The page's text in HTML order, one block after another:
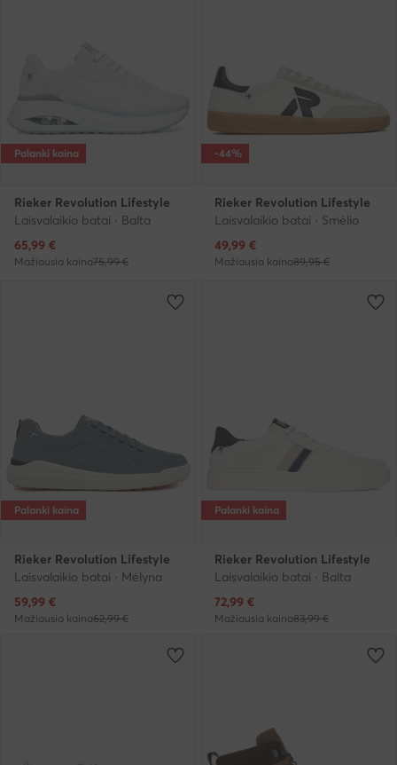
Palanki kaina
Rieker Revolution Lifestyle
Laisvalaikio batai · Balta
Dabartinė kaina
65,99 €
Mažiausia kaina75,99 €
-44%
Rieker Revolution Lifestyle
Laisvalaikio batai · Smėlio
Dabartinė kaina
49,99 €
Mažiausia kaina89,95 €
Palanki kaina
Rieker Revolution Lifestyle
Laisvalaikio batai · Mėlyna
Dabartinė kaina
59,99 €
Mažiausia kaina62,99 €
Palanki kaina
Rieker Revolution Lifestyle
Laisvalaikio batai · Balta
Dabartinė kaina
72,99 €
Mažiausia kaina83,99 €